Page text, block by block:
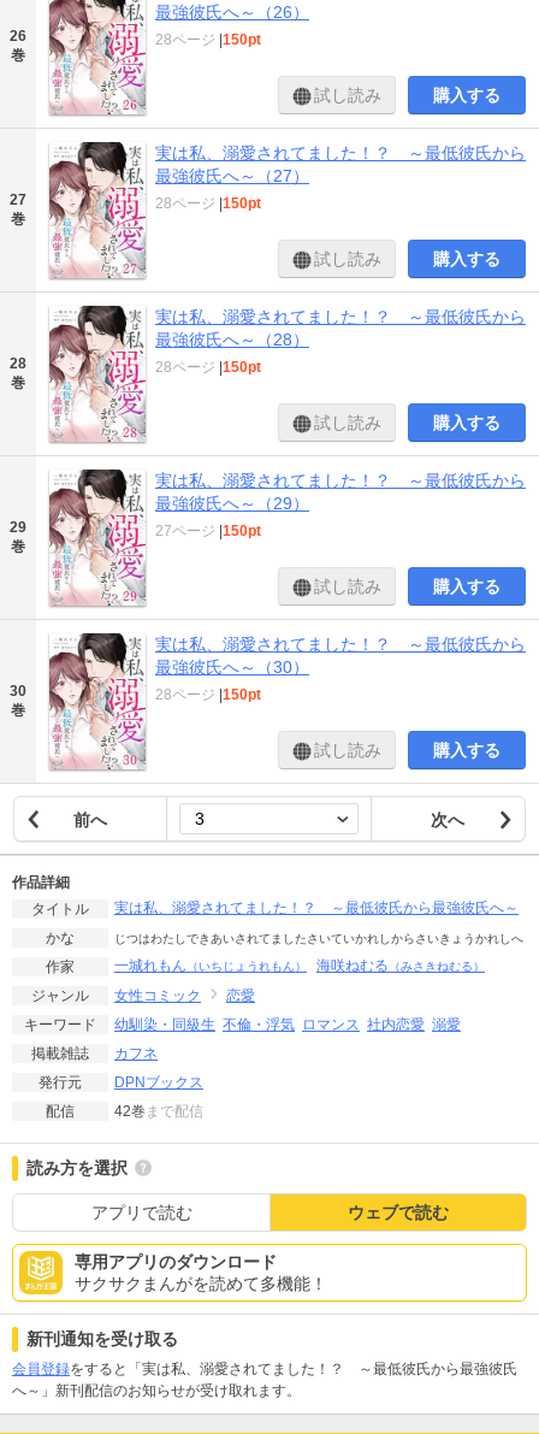
26
巻
最強彼氏へ～（26）
28ページ 150pt
試し読み 購入する
27
巻
実は私、溺愛されてました！？ ～最低彼氏から
最強彼氏へ～（27）
28ページ 150pt
試し読み 購入する
28
巻
実は私、溺愛されてました！？ ～最低彼氏から
最強彼氏へ～（28）
28ページ 150pt
試し読み 購入する
29
巻
実は私、溺愛されてました！？ ～最低彼氏から
最強彼氏へ～（29）
27ページ 150pt
試し読み 購入する
30
巻
実は私、溺愛されてました！？ ～最低彼氏から
最強彼氏へ～（30）
28ページ 150pt
試し読み 購入する
前へ 次へ
作品詳細
タイトル
実は私、溺愛されてました！？ ～最低彼氏から最強彼氏へ～
かな
じつはわたしできあいされてましたさいていかれしからさいきょうかれしへ
作家 一城れもん （いちじょうれもん） 海咲ねむる （みさきねむる）
ジャンル 女性コミック
恋愛
キーワード
幼馴染・同級生 不倫・浮気 ロマンス 社内恋愛 溺愛
掲載雑誌
カフネ
発行元
DPNブックス
配信
42巻 まで配信
読み方を選択
アプリで読む ウェブで読む
専用アプリのダウンロード
サクサクまんがを読めて多機能！
新刊通知を受け取る
会員登録をすると「実は私、溺愛されてました！？ ～最低彼氏から最強彼氏
へ～」新刊配信のお知らせが受け取れます。